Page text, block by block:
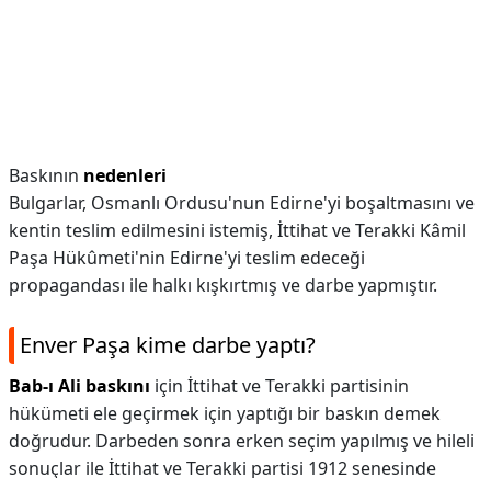
Baskının nedenleri
Bulgarlar, Osmanlı Ordusu'nun Edirne'yi boşaltmasını ve
kentin teslim edilmesini istemiş, İttihat ve Terakki Kâmil
Paşa Hükûmeti'nin Edirne'yi teslim edeceği
propagandası ile halkı kışkırtmış ve darbe yapmıştır.
Enver Paşa kime darbe yaptı?
Bab-ı Ali baskını için İttihat ve Terakki partisinin
hükümeti ele geçirmek için yaptığı bir baskın demek
doğrudur. Darbeden sonra erken seçim yapılmış ve hileli
sonuçlar ile İttihat ve Terakki partisi 1912 senesinde